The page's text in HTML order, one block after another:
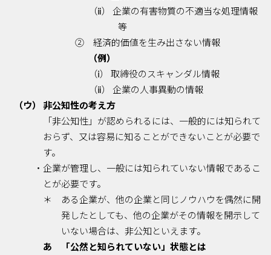
（ⅱ） 企業の有害物質の不適当な処理情報
等
② 経済的価値を生み出さない情報
（例）
（ⅰ） 取締役のスキャンダル情報
（ⅱ） 企業の人事異動の情報
（ウ） 非公知性の考え方
「非公知性」が認められるには、一般的には知られて
おらず、又は容易に知ることができないことが必要で
す。
・企業が管理し、一般には知られていない情報であるこ
とが必要です。
＊ ある企業が、他の企業と同じノウハウを偶然に開
発したとしても、他の企業がその情報を開示して
いない場合は、非公知といえます。
あ 「公然と知られていない」状態とは